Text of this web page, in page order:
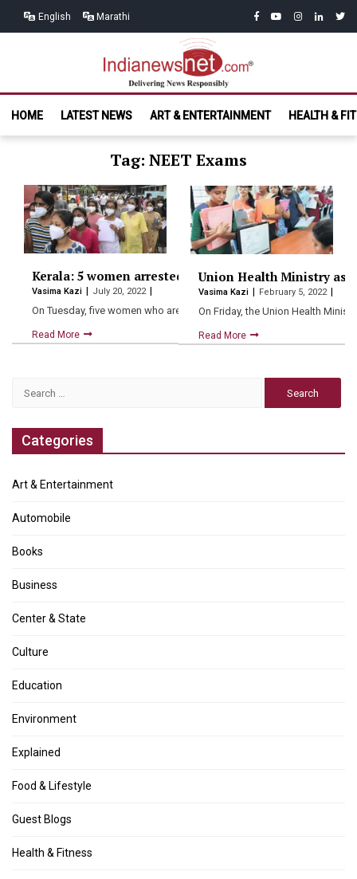
English Marathi facebook
youtubeinstagram
linkedin
India News
Net.com
HOME
LATEST NEWS ART & ENTERTAINMENT HEALTH &
Tag: NEET Exams
Kerala: 5 women arrested for ‘forcing girls to remove
Vasima Kazi July 20, 2022
On Tuesday, five women who are connected with the alleged…
Read More
Union Health Ministry
Vasima Kazi February 5, 2022
On Friday, the Union Health
Read More
Categories
Art & Entertainment
Automobile
Books
Business
Center & State
Culture
Education
Environment
Explained
Food & Lifestyle
Guest Blogs
Health & Fitness